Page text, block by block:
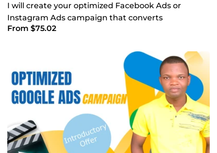
I will create your optimized Facebook Ads or
Instagram Ads campaign that converts
From $75.02